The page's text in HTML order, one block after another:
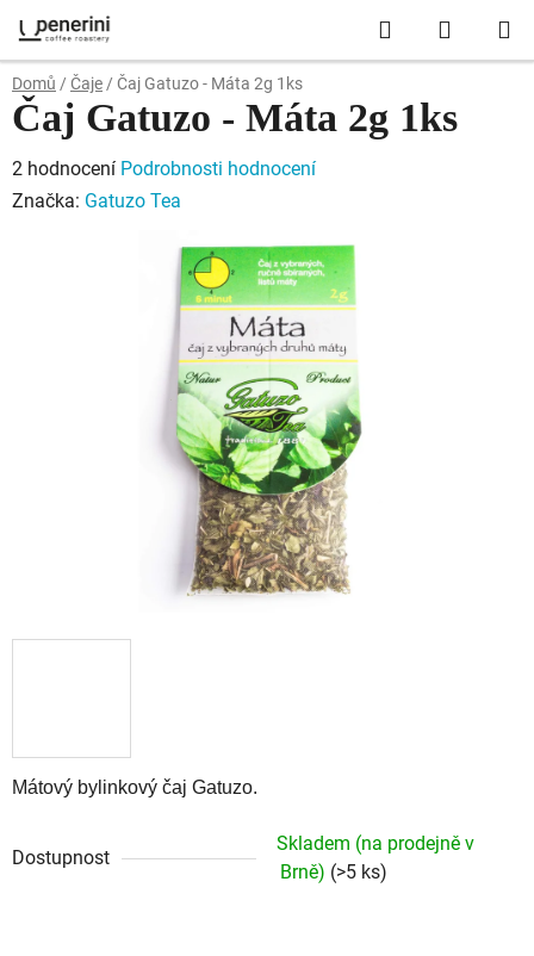
na
obsah
Hledat
KOŠÍK
Domů / Čaje / Čaj Gatuzo - Máta 2g 1ks
Mátový bylinkový čaj Gatuzo.
Dostupnost
Skladem (na prodejně v
Brně) (>5 ks)
Čaj Gatuzo - Máta 2g 1ks
Průměrné
hodnocení
2 hodnocení Podrobnosti hodnocení
Značka: Gatuzo Tea